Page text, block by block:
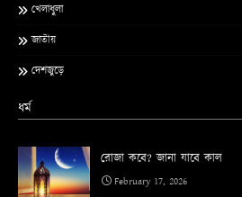
খেলাধুলা
জাতীয়
দেশজুড়ে
ধর্ম
রোজা কবে? জানা যাবে কাল
February 17, 2026